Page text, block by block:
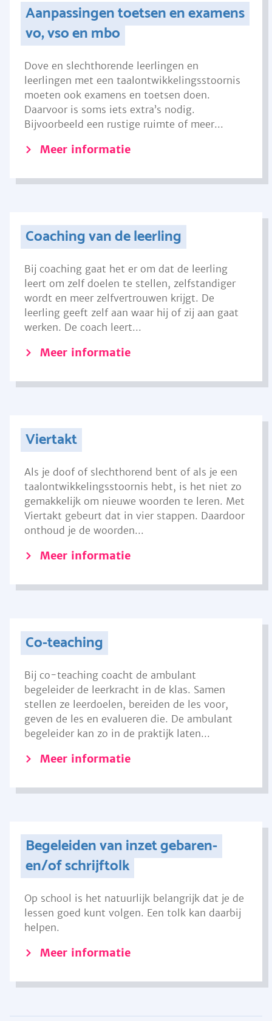
Aanpassingen toetsen en examens
vo, vso en mbo
Dove en slechthorende leerlingen en
leerlingen met een taalontwikkelingsstoornis
moeten ook examens en toetsen doen.
Daarvoor is soms iets extra’s nodig.
Bijvoorbeeld een rustige ruimte of meer...
Meer informatie
Coaching van de leerling
Bij coaching gaat het er om dat de leerling
leert om zelf doelen te stellen, zelfstandiger
wordt en meer zelfvertrouwen krijgt. De
leerling geeft zelf aan waar hij of zij aan gaat
werken. De coach leert...
Meer informatie
Viertakt
Als je doof of slechthorend bent of als je een
taalontwikkelingsstoornis hebt, is het niet zo
gemakkelijk om nieuwe woorden te leren. Met
Viertakt gebeurt dat in vier stappen. Daardoor
onthoud je de woorden...
Meer informatie
Co-teaching
Bij co-teaching coacht de ambulant
begeleider de leerkracht in de klas. Samen
stellen ze leerdoelen, bereiden de les voor,
geven de les en evalueren die. De ambulant
begeleider kan zo in de praktijk laten...
Meer informatie
Begeleiden van inzet gebaren-
en/of schrijftolk
Op school is het natuurlijk belangrijk dat je de
lessen goed kunt volgen. Een tolk kan daarbij
helpen.
Meer informatie